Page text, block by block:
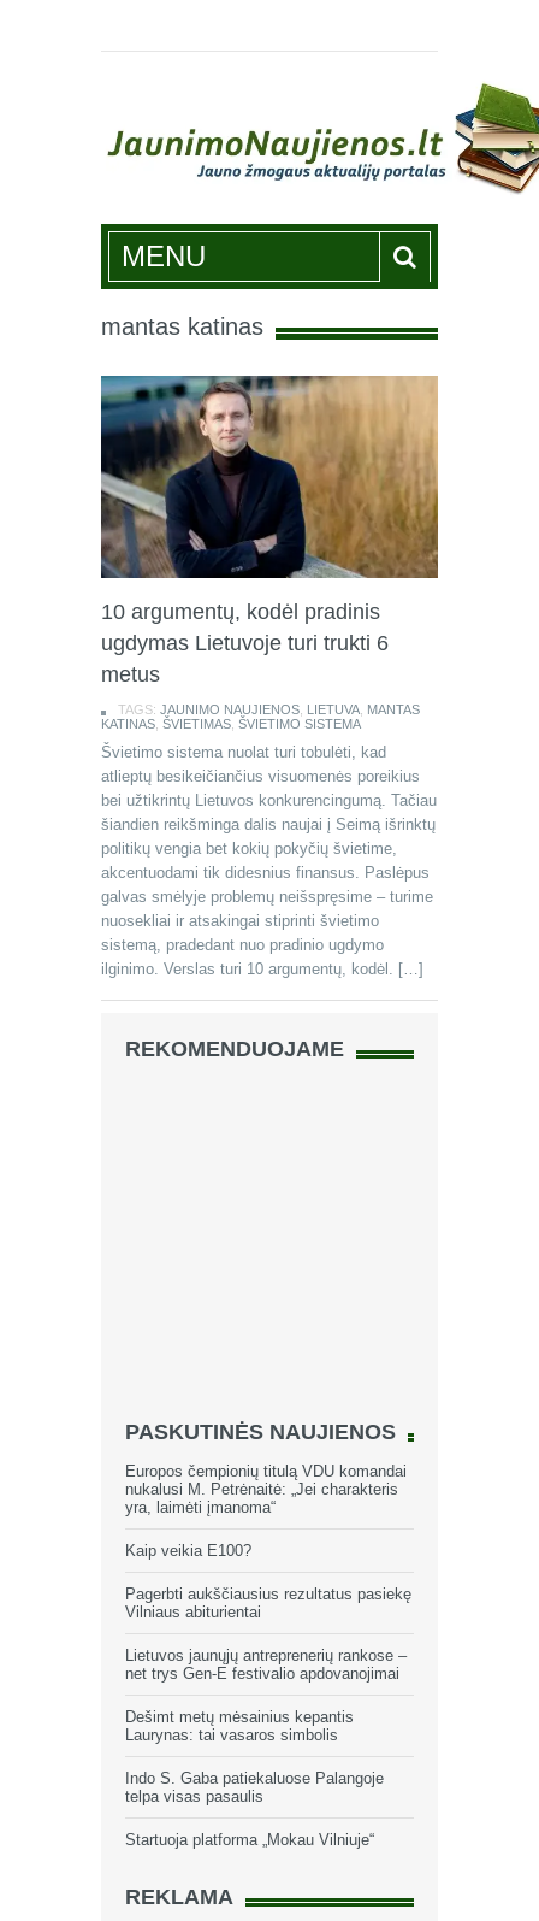
Jaunimonaujienos.lt
MENU
mantas katinas
10 argumentų, kodėl pradinis
ugdymas Lietuvoje turi trukti 6
metus
TAGS: JAUNIMO NAUJIENOS LIETUVA MANTAS
KATINAS ŠVIETIMAS ŠVIETIMO SISTEMA
Švietimo sistema nuolat turi tobulėti, kad
atlieptų besikeičiančius visuomenės poreikius
bei užtikrintų Lietuvos konkurencingumą. Tačiau
šiandien reikšminga dalis naujai į Seimą išrinktų
politikų vengia bet kokių pokyčių švietime,
akcentuodami tik didesnius finansus. Paslėpus
galvas smėlyje problemų neišspręsime – turime
nuosekliai ir atsakingai stiprinti švietimo
sistemą, pradedant nuo pradinio ugdymo
ilginimo. Verslas turi 10 argumentų, kodėl. […]
REKOMENDUOJAME
PASKUTINĖS NAUJIENOS
Europos čempionių titulą VDU komandai
nukalusi M. Petrėnaitė: „Jei charakteris
yra, laimėti įmanoma“
Kaip veikia E100?
Pagerbti aukščiausius rezultatus pasiekę
Vilniaus abiturientai
Lietuvos jaunųjų antreprenerių rankose –
net trys Gen-E festivalio apdovanojimai
Dešimt metų mėsainius kepantis
Laurynas: tai vasaros simbolis
Indo S. Gaba patiekaluose Palangoje
telpa visas pasaulis
Startuoja platforma „Mokau Vilniuje“
REKLAMA